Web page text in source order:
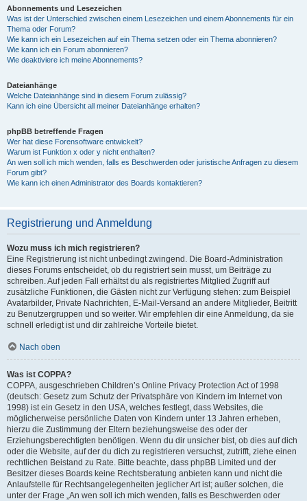
Abonnements und Lesezeichen
Was ist der Unterschied zwischen einem Lesezeichen und einem Abonnements für ein
Thema oder Forum?
Wie kann ich ein Lesezeichen auf ein Thema setzen oder ein Thema abonnieren?
Wie kann ich ein Forum abonnieren?
Wie deaktiviere ich meine Abonnements?
Dateianhänge
Welche Dateianhänge sind in diesem Forum zulässig?
Kann ich eine Übersicht all meiner Dateianhänge erhalten?
phpBB betreffende Fragen
Wer hat diese Forensoftware entwickelt?
Warum ist Funktion x oder y nicht enthalten?
An wen soll ich mich wenden, falls es Beschwerden oder juristische Anfragen zu diesem
Forum gibt?
Wie kann ich einen Administrator des Boards kontaktieren?
Registrierung und Anmeldung
Wozu muss ich mich registrieren?
Eine Registrierung ist nicht unbedingt zwingend. Die Board-Administration
dieses Forums entscheidet, ob du registriert sein musst, um Beiträge zu
schreiben. Auf jeden Fall erhältst du als registriertes Mitglied Zugriff auf
zusätzliche Funktionen, die Gästen nicht zur Verfügung stehen: zum Beispiel
Avatarbilder, Private Nachrichten, E-Mail-Versand an andere Mitglieder, Beitritt
zu Benutzergruppen und so weiter. Wir empfehlen dir eine Anmeldung, da sie
schnell erledigt ist und dir zahlreiche Vorteile bietet.
Nach oben
Was ist COPPA?
COPPA, ausgeschrieben Children’s Online Privacy Protection Act of 1998
(deutsch: Gesetz zum Schutz der Privatsphäre von Kindern im Internet von
1998) ist ein Gesetz in den USA, welches festlegt, dass Websites, die
möglicherweise persönliche Daten von Kindern unter 13 Jahren erheben,
hierzu die Zustimmung der Eltern beziehungsweise des oder der
Erziehungsberechtigten benötigen. Wenn du dir unsicher bist, ob dies auf dich
oder die Website, auf der du dich zu registrieren versuchst, zutrifft, ziehe einen
rechtlichen Beistand zu Rate. Bitte beachte, dass phpBB Limited und der
Besitzer dieses Boards keine Rechtsberatung anbieten kann und nicht die
Anlaufstelle für Rechtsangelegenheiten jeglicher Art ist; außer solchen, die
unter der Frage „An wen soll ich mich wenden, falls es Beschwerden oder